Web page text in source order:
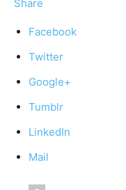
Share
Facebook
Twitter
Google+
Tumblr
LinkedIn
Mail